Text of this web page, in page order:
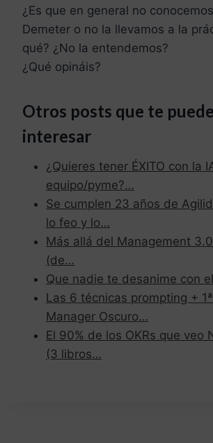
¿Es que en general no
Demeter o no la llevamos a la
qué? ¿No la entendemos?
¿Qué opináis?
Otros posts que te
interesar
¿Quieres tener ÉXITO con la
equipo/pyme?…
Se cumplen 23 años de
lo feo y lo…
Más allá del Management
(de…
Que nadie te desanime con
Las 6 técnicas prompting +
Manager Oscuro…
El 90% de los OKRs que veo
(3 libros…